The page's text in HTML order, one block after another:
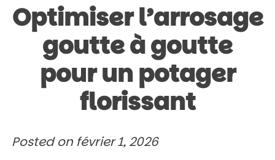
Optimiser l’arrosage
goutte à goutte
pour un potager
florissant
Posted on février 1, 2026